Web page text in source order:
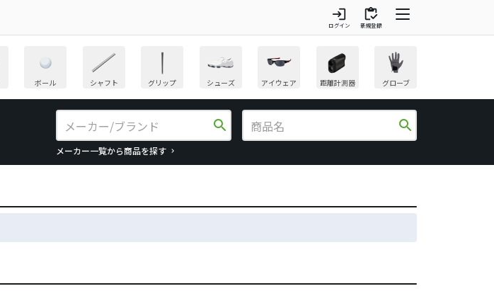
login
ログイン
inventory
新規登録
ボール シャフト グリップ シューズ アイウェア 距離計測器 グローブ
search
メーカー一覧から商品を探す
search